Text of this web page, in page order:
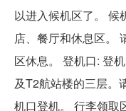
以进入候机区了。 候
店、餐厅和休息区。
区休息。 登机口: 登
及T2航站楼的三层。
机口登机。 行李领取